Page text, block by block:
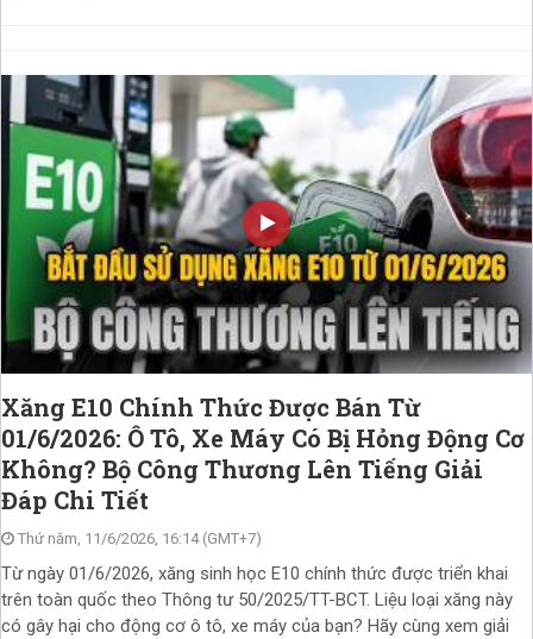
Xăng E10 Chính Thức Được Bán Từ
01/6/2026: Ô Tô, Xe Máy Có Bị Hỏng Động Cơ
Không? Bộ Công Thương Lên Tiếng Giải
Đáp Chi Tiết
Thứ năm, 11/6/2026, 16:14 (GMT+7)
Từ ngày 01/6/2026, xăng sinh học E10 chính thức được triển khai
trên toàn quốc theo Thông tư 50/2025/TT-BCT. Liệu loại xăng này
có gây hại cho động cơ ô tô, xe máy của bạn? Hãy cùng xem giải